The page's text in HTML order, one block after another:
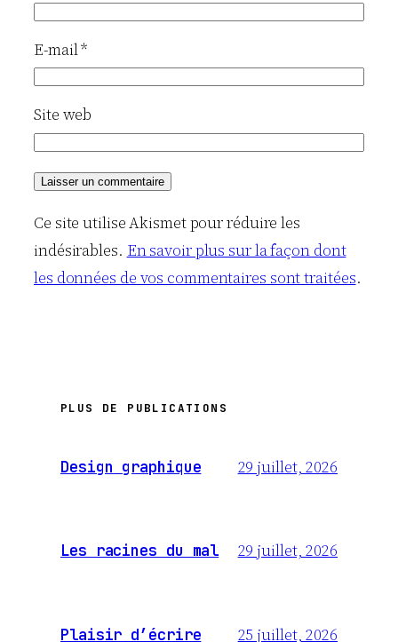
E-mail*
Site web
Ce site utilise Akismet pour réduire les
indésirables. En savoir plus sur la façon dont
les données de vos commentaires sont traitées.
PLUS DE PUBLICATIONS
Design graphique 29 juillet, 2026
Les racines du mal 29 juillet, 2026
Plaisir d’écrire 25 juillet, 2026